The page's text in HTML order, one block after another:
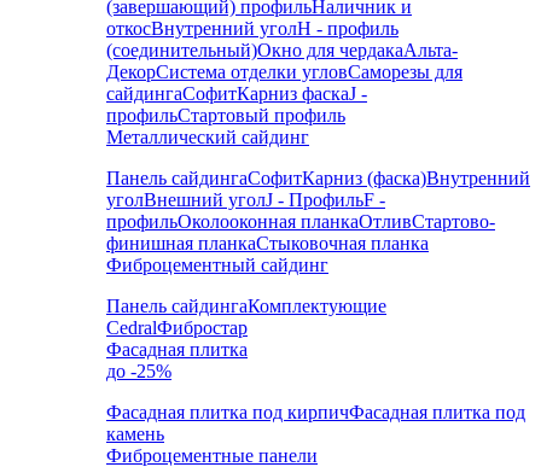
(завершающий) профильНаличник и
откосВнутренний уголH - профиль
(соединительный)Окно для чердакаАльта-
ДекорСистема отделки угловСаморезы для
сайдингаСофитКарниз фаскаJ -
профильСтартовый профиль
Металлический сайдинг
Панель сайдингаСофитКарниз (фаска)Внутренний
уголВнешний уголJ - ПрофильF -
профильОколооконная планкаОтливСтартово-
финишная планкаСтыковочная планка
Фиброцементный сайдинг
Панель сайдингаКомплектующие
CedralФибростар
Фасадная плитка
до -25%
Фасадная плитка под кирпичФасадная плитка под
камень
Фиброцементные панели